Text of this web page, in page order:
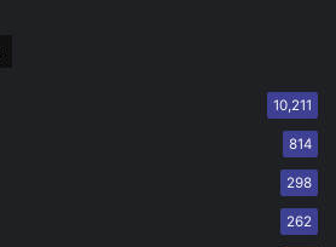
10,211
814
298
262